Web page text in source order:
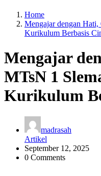
Home
Mengajar dengan
Kurikulum Berbasis
Mengajar
MTsN 1
Kurikulum
madrasah
Artikel
September 12, 2025
0 Comments